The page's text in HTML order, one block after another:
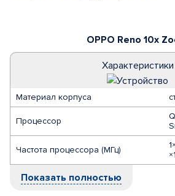
OPPO Reno 10x
Характеристики
Материал корпуса
Процессор
Частота процессора (МГц)
Показать полностью